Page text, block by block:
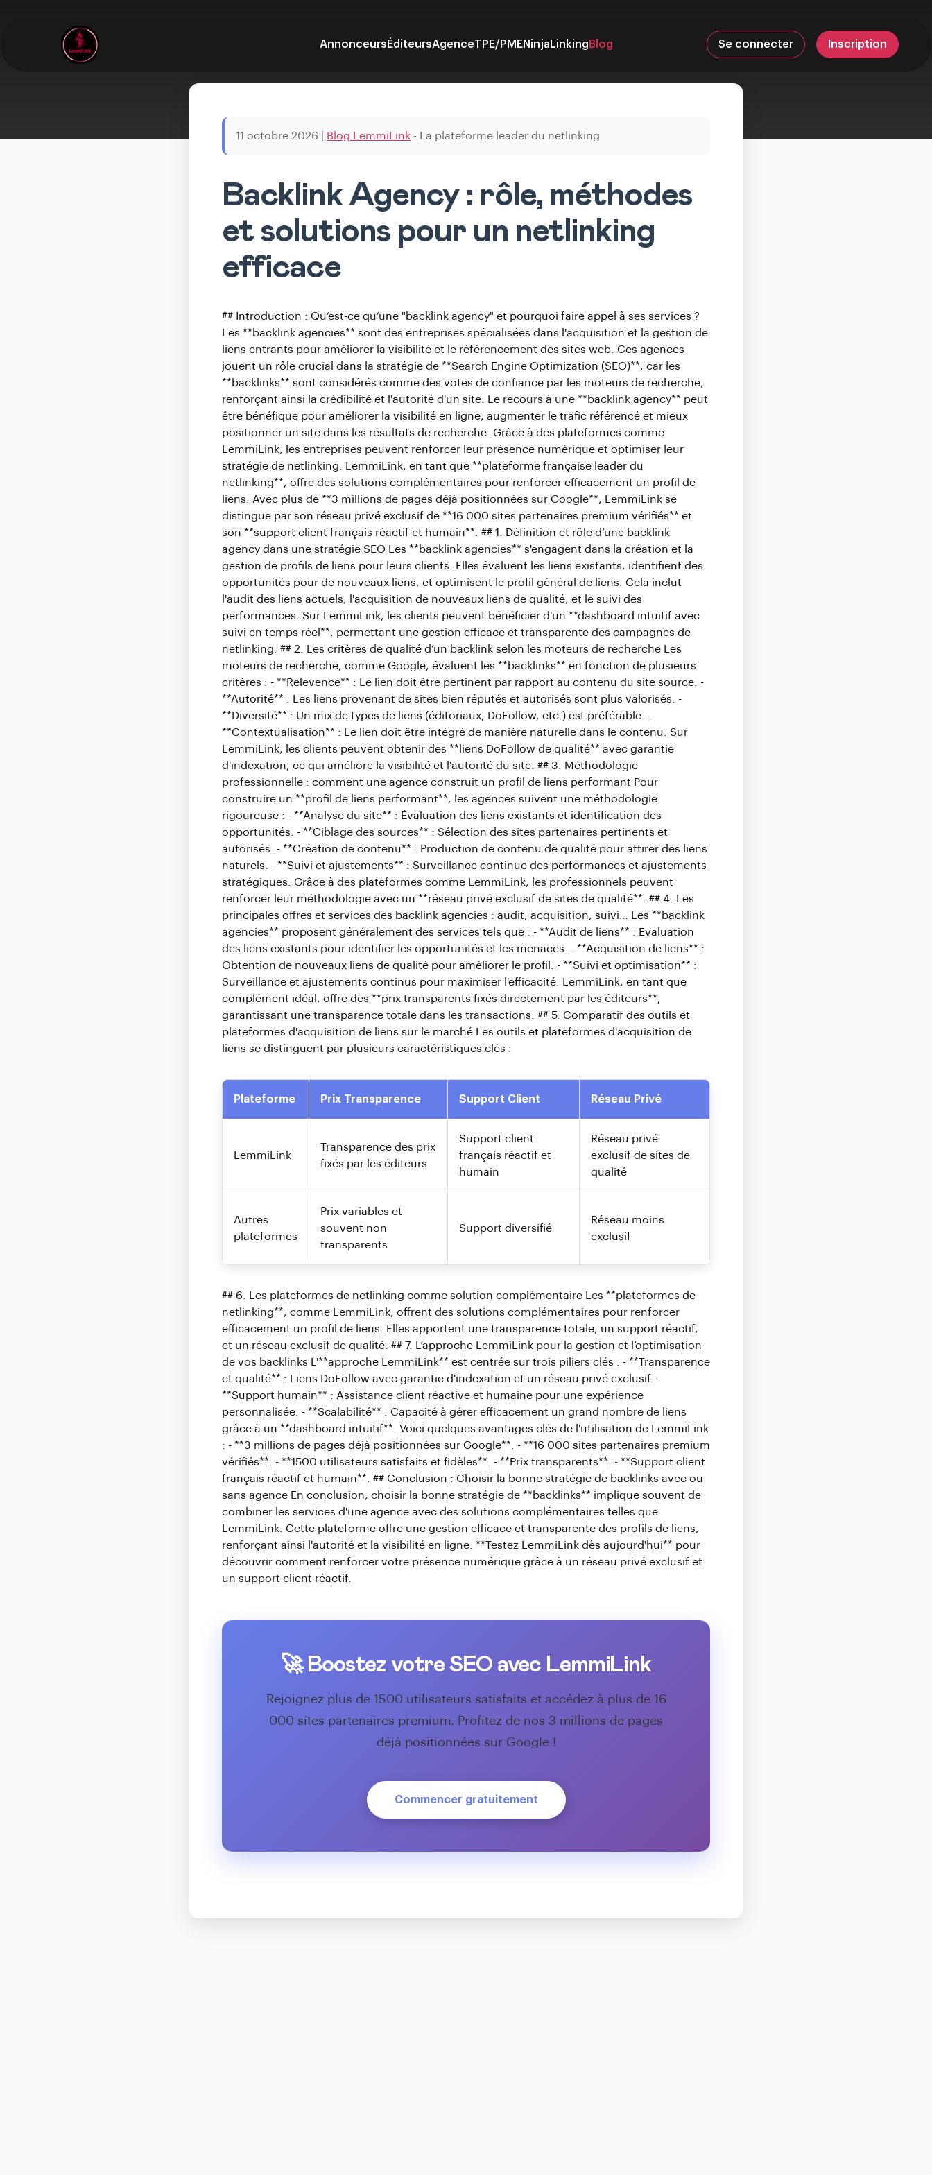
Annonceurs ÉditeursAgenceTPE/PMENinjaLinking Blog Se connecter Inscription
11 octobre 2026 Blog LemmiLink - La plateforme leader du netlinking
Backlink Agency : rôle, méthodes
et solutions pour un netlinking
efficace
## Introduction : Qu’est-ce qu’une "backlink agency" et pourquoi faire appel à ses services ?
Les **backlink agencies** sont des entreprises spécialisées dans l'acquisition et la gestion de
liens entrants pour améliorer la visibilité et le référencement des sites web. Ces agences
jouent un rôle crucial dans la stratégie de **Search Engine Optimization (SEO)**, car les
**backlinks** sont considérés comme des votes de confiance par les moteurs de recherche,
renforçant ainsi la crédibilité et l'autorité d'un site. Le recours à une **backlink agency** peut
être bénéfique pour améliorer la visibilité en ligne, augmenter le trafic référencé et mieux
positionner un site dans les résultats de recherche. Grâce à des plateformes comme
LemmiLink, les entreprises peuvent renforcer leur présence numérique et optimiser leur
stratégie de netlinking. LemmiLink, en tant que **plateforme française leader du
netlinking**, offre des solutions complémentaires pour renforcer efficacement un profil de
liens. Avec plus de **3 millions de pages déjà positionnées sur Google**, LemmiLink se
distingue par son réseau privé exclusif de **16 000 sites partenaires premium vérifiés** et
son **support client français réactif et humain**. ## 1. Définition et rôle d’une backlink
agency dans une stratégie SEO Les **backlink agencies** s'engagent dans la création et la
gestion de profils de liens pour leurs clients. Elles évaluent les liens existants, identifient des
opportunités pour de nouveaux liens, et optimisent le profil général de liens. Cela inclut
l'audit des liens actuels, l'acquisition de nouveaux liens de qualité, et le suivi des
performances. Sur LemmiLink, les clients peuvent bénéficier d'un **dashboard intuitif avec
suivi en temps réel**, permettant une gestion efficace et transparente des campagnes de
netlinking. ## 2. Les critères de qualité d’un backlink selon les moteurs de recherche Les
moteurs de recherche, comme Google, évaluent les **backlinks** en fonction de plusieurs
critères : - **Relevence** : Le lien doit être pertinent par rapport au contenu du site source. -
**Autorité** : Les liens provenant de sites bien réputés et autorisés sont plus valorisés. -
**Diversité** : Un mix de types de liens (éditoriaux, DoFollow, etc.) est préférable. -
**Contextualisation** : Le lien doit être intégré de manière naturelle dans le contenu. Sur
LemmiLink, les clients peuvent obtenir des **liens DoFollow de qualité** avec garantie
d'indexation, ce qui améliore la visibilité et l'autorité du site. ## 3. Méthodologie
professionnelle : comment une agence construit un profil de liens performant Pour
construire un **profil de liens performant**, les agences suivent une méthodologie
rigoureuse : - **Analyse du site** : Évaluation des liens existants et identification des
opportunités. - **Ciblage des sources** : Sélection des sites partenaires pertinents et
autorisés. - **Création de contenu** : Production de contenu de qualité pour attirer des liens
naturels. - **Suivi et ajustements** : Surveillance continue des performances et ajustements
stratégiques. Grâce à des plateformes comme LemmiLink, les professionnels peuvent
renforcer leur méthodologie avec un **réseau privé exclusif de sites de qualité**. ## 4. Les
principales offres et services des backlink agencies : audit, acquisition, suivi… Les **backlink
agencies** proposent généralement des services tels que : - **Audit de liens** : Évaluation
des liens existants pour identifier les opportunités et les menaces. - **Acquisition de liens** :
Obtention de nouveaux liens de qualité pour améliorer le profil. - **Suivi et optimisation** :
Surveillance et ajustements continus pour maximiser l'efficacité. LemmiLink, en tant que
complément idéal, offre des **prix transparents fixés directement par les éditeurs**,
garantissant une transparence totale dans les transactions. ## 5. Comparatif des outils et
plateformes d'acquisition de liens sur le marché Les outils et plateformes d'acquisition de
liens se distinguent par plusieurs caractéristiques clés :
Plateforme Prix Transparence Support Client Réseau Privé
LemmiLink
Transparence des prix
fixés par les éditeurs
Support client
français réactif et
humain
Réseau privé
exclusif de sites de
qualité
Autres
plateformes
Prix variables et
souvent non
transparents
Support diversifié
Réseau moins
exclusif
## 6. Les plateformes de netlinking comme solution complémentaire Les **plateformes de
netlinking**, comme LemmiLink, offrent des solutions complémentaires pour renforcer
efficacement un profil de liens. Elles apportent une transparence totale, un support réactif,
et un réseau exclusif de qualité. ## 7. L’approche LemmiLink pour la gestion et l’optimisation
de vos backlinks L'**approche LemmiLink** est centrée sur trois piliers clés : - **Transparence
et qualité** : Liens DoFollow avec garantie d'indexation et un réseau privé exclusif. -
**Support humain** : Assistance client réactive et humaine pour une expérience
personnalisée. - **Scalabilité** : Capacité à gérer efficacement un grand nombre de liens
grâce à un **dashboard intuitif**. Voici quelques avantages clés de l'utilisation de LemmiLink
: - **3 millions de pages déjà positionnées sur Google**. - **16 000 sites partenaires premium
vérifiés**. - **1500 utilisateurs satisfaits et fidèles**. - **Prix transparents**. - **Support client
français réactif et humain**. ## Conclusion : Choisir la bonne stratégie de backlinks avec ou
sans agence En conclusion, choisir la bonne stratégie de **backlinks** implique souvent de
combiner les services d'une agence avec des solutions complémentaires telles que
LemmiLink. Cette plateforme offre une gestion efficace et transparente des profils de liens,
renforçant ainsi l'autorité et la visibilité en ligne. **Testez LemmiLink dès aujourd'hui** pour
découvrir comment renforcer votre présence numérique grâce à un réseau privé exclusif et
un support client réactif.
🚀 Boostez votre SEO avec LemmiLink
Rejoignez plus de 1500 utilisateurs satisfaits et accédez à plus de 16
000 sites partenaires premium. Profitez de nos 3 millions de pages
déjà positionnées sur Google !
Commencer gratuitement